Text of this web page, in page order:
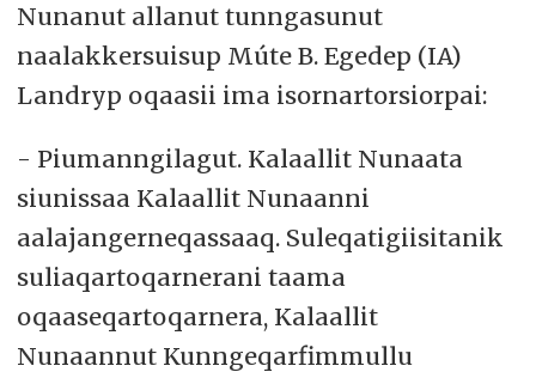
Nunanut allanut tunngasunut
naalakkersuisup Múte B. Egedep (IA)
Landryp oqaasii ima isornartorsiorpai:
- Piumanngilagut. Kalaallit Nunaata
siunissaa Kalaallit Nunaanni
aalajangerneqassaaq. Suleqatigiisitanik
suliaqartoqarnerani taama
oqaaseqartoqarnera, Kalaallit
Nunaannut Kunngeqarfimmullu